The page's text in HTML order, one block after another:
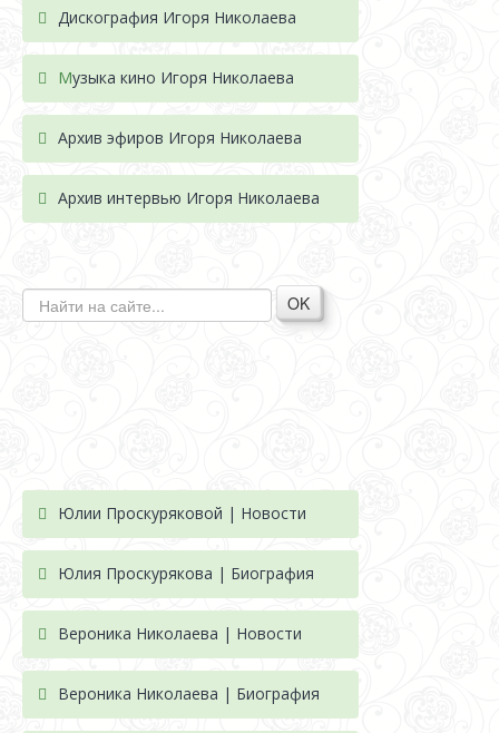
Дискография Игоря Николаева
Музыка кино Игоря Николаева
Архив эфиров Игоря Николаева
Архив интервью Игоря Николаева
OK
Юлии Проскуряковой | Новости
Юлия Проскурякова | Биография
Вероника Николаева | Новости
Вероника Николаева | Биография